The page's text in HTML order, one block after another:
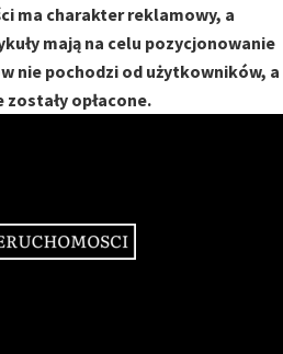
ma charakter reklamowy, a
mają na celu pozycjonowanie
nie pochodzi od użytkowników, a
opłacone.